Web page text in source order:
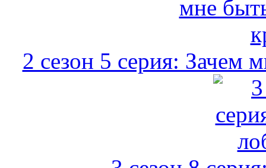
2 сезон 5 серия: Зачем